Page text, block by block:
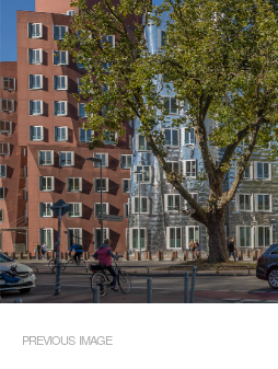
PREVIOUS IMAGE